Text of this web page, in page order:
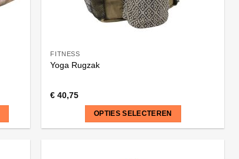
FITNESS
Yoga Rugzak
€ 40,75
OPTIES SELECTEREN